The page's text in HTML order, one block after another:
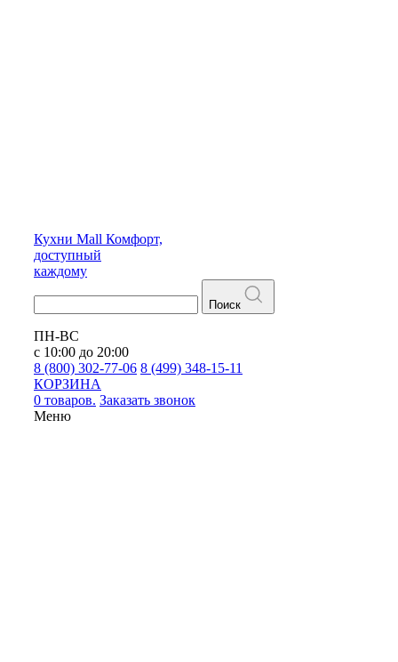
Кухни Mall Комфорт,
доступный
каждому
Поиск
ПН-ВС
с 10:00 до 20:00
8 (800) 302-77-06 8 (499) 348-15-11
КОРЗИНА
0 товаров. Заказать звонок
Меню